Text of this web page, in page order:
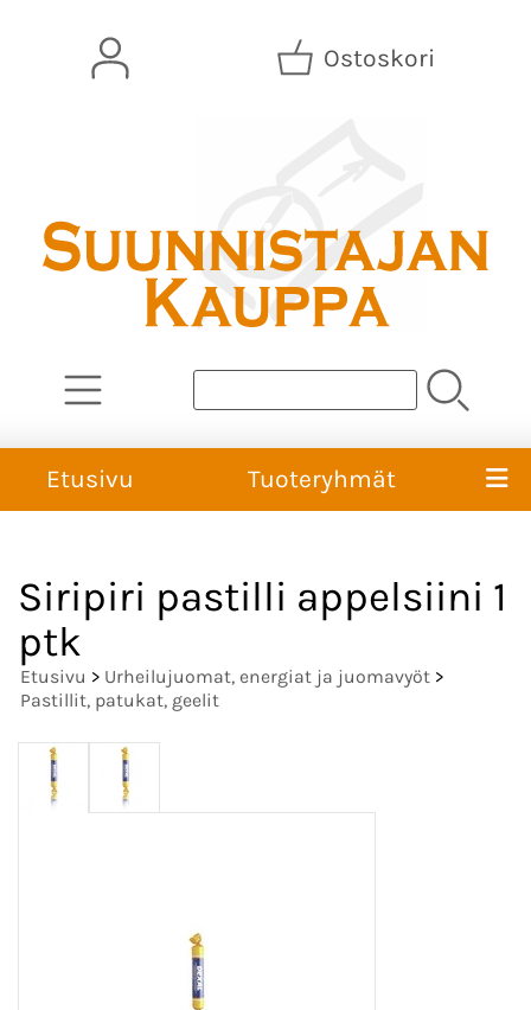
Ostoskori
Etusivu Tuoteryhmät
Siripiri pastilli appelsiini 1
ptk
Etusivu > Urheilujuomat, energiat ja juomavyöt >
Pastillit, patukat, geelit